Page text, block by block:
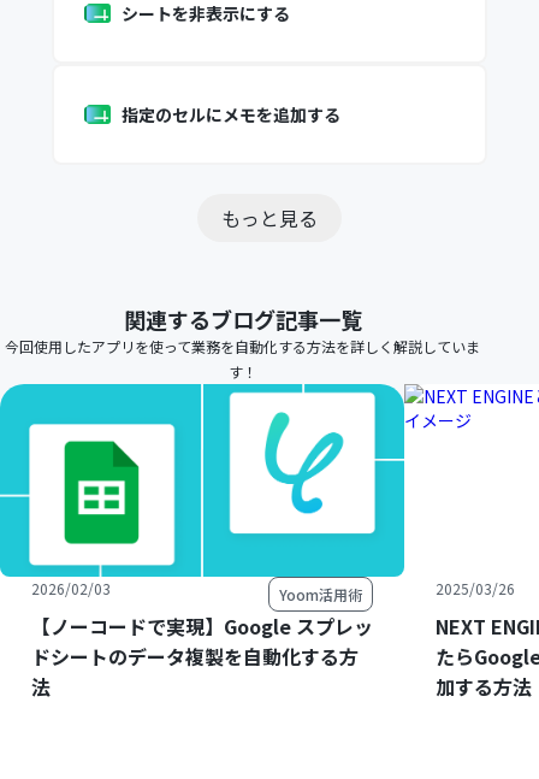
シートを非表示にする
指定のセルにメモを追加する
もっと見る
関連するブログ記事一覧
今回使用したアプリを使って業務を自動化する方法を詳しく解説していま
す！
2026/02/03 Yoom活用術
【ノーコードで実現】Google スプレッ
ドシートのデータ複製を自動化する方
法
2025/03/26
NEXT
たら
加する方法